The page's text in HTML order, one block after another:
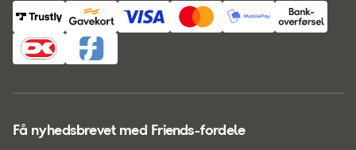
Få nyhedsbrevet med Friends-fordele